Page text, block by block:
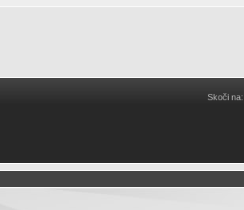
Skoči na: